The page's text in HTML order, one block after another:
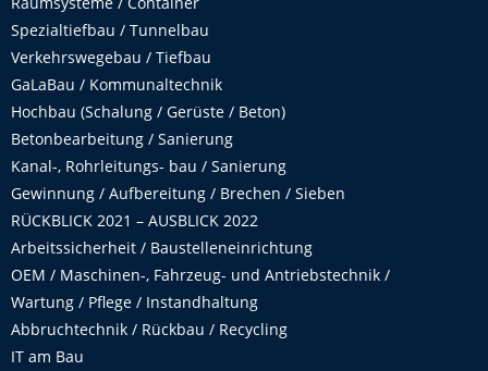
Spezialtiefbau / Tunnelbau
Verkehrswegebau / Tiefbau
GaLaBau / Kommunaltechnik
Hochbau (Schalung / Gerüste / Beton)
Betonbearbeitung / Sanierung
Kanal-, Rohrleitungs- bau / Sanierung
Gewinnung / Aufbereitung / Brechen / Sieben
RÜCKBLICK 2021 – AUSBLICK 2022
Arbeitssicherheit / Baustelleneinrichtung
OEM / Maschinen-, Fahrzeug- und Antriebstechnik /
Wartung / Pflege / Instandhaltung
Abbruchtechnik / Rückbau / Recycling
IT am Bau